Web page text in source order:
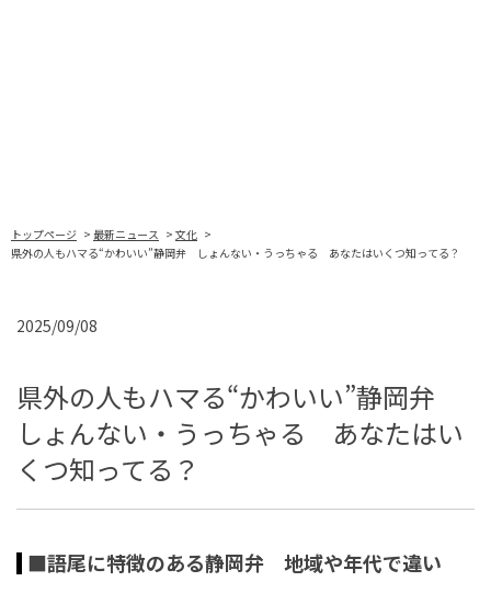
トップページ 最新ニュース
文化
県外の人もハマる“かわいい”静岡弁 しょんない・うっちゃる あなたはいくつ知ってる？
2025/09/08
県外の人もハマる“かわいい”静岡弁
しょんない・うっちゃる あなたはい
くつ知ってる？
■語尾に特徴のある静岡弁 地域や年代で違い